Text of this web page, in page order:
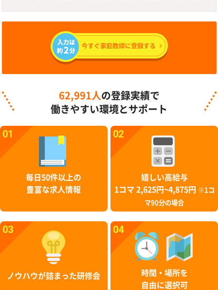
62,991人 の登録実績で
働きやすい環境とサポート
01
毎日50件以上の
豊富な求人情報
02
嬉しい高給与
1コマ 2,625円~4,875円
※1コ
マ90分の場合
03
ノウハウが詰まった研修会
04
時間・場所を
自由に選択可